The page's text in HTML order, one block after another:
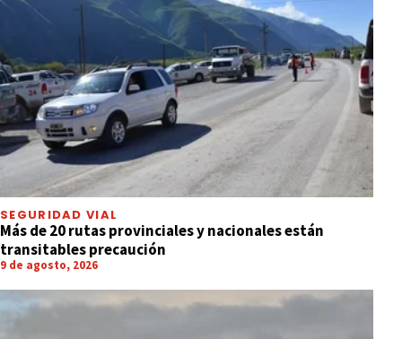
SEGURIDAD VIAL
Más de 20 rutas provinciales y nacionales están
transitables precaución
9 de agosto, 2026